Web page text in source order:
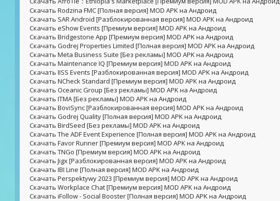
Скачать Rodzina FMC [Полная версия] MOD APK на Андроид
Скачать SAR Android [Разблокированная версия] MOD APK на Андроид
Скачать eShow Events [Премиум версия] MOD APK на Андроид
Скачать Bridgestone App [Премиум версия] MOD APK на Андроид
Скачать Godrej Properties Limited [Полная версия] MOD APK на Андроид
Скачать Meta Business Suite [Без рекламы] MOD APK на Андроид
Скачать Maintenance IQ [Премиум версия] MOD APK на Андроид
Скачать IISS Events [Разблокированная версия] MOD APK на Андроид
Скачать NCheck Standard [Премиум версия] MOD APK на Андроид
Скачать Oceanic Group [Без рекламы] MOD APK на Андроид
Скачать ITMA [Без рекламы] MOD APK на Андроид
Скачать BoviSync [Разблокированная версия] MOD APK на Андроид
Скачать Godrej Quality [Полная версия] MOD APK на Андроид
Скачать BirdSeed [Без рекламы] MOD APK на Андроид
Скачать The ADF Event Experience [Полная версия] MOD APK на Андроид
Скачать Favor Runner [Премиум версия] MOD APK на Андроид
Скачать TNGo [Премиум версия] MOD APK на Андроид
Скачать Jigx [Разблокированная версия] MOD APK на Андроид
Скачать IBI Line [Полная версия] MOD APK на Андроид
Скачать Perspektywy 2023 [Премиум версия] MOD APK на Андроид
Скачать Workplace Chat [Премиум версия] MOD APK на Андроид
Скачать iFollow - Social Booster [Полная версия] MOD APK на Андроид